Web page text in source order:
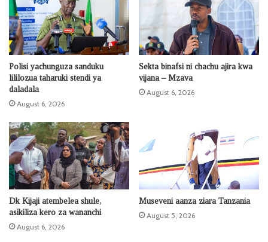
Polisi yachunguza sanduku
lililozua taharuki stendi ya
daladala
August 6, 2026
Sekta binafsi ni chachu ajira kwa
vijana – Mzava
August 6, 2026
Dk Kijaji atembelea shule,
asikiliza kero za wananchi
August 6, 2026
Museveni aanza ziara Tanzania
August 5, 2026